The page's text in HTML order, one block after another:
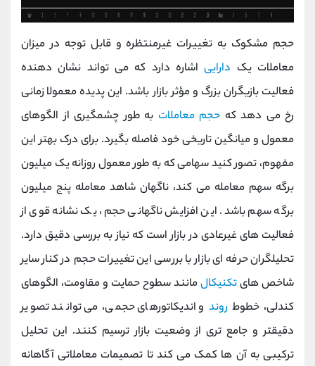
حجم مشکوک به تغییرات غیرمنتظره و قابل توجه در میزان
معاملات یک داراییاشاره دارد که می تواند نشان دهنده
فعالیت بازیگران بزرگ و مؤثر بازار باشد. این پدیده معمولا زمانی
رخ می دهد که حجم معاملات به طور چشمگیری از الگوهای
معمول و میانگین تاریخی خود فاصله بگیرد. برای درک بهتر این
مفهوم، تصور کنید سهامی که به طور معمول روزانه یک میلیون
برگه سهم معامله می کند، ناگهان شاهد معامله پنج میلیون
برگه سهم باشد. این افزایش ناگهانی حجم، یک نشانه قوی از
فعالیت های غیرعادی در بازار است که نیاز به بررسی دقیق دارد.
تحلیلگران حرفه ای بازار با بررسی این تغییرات حجم در کنار سایر
شاخص هایتکنیکالمانند سطوح حمایت و مقاومت، الگوهای
کندلی، خطوط روند و اندیکاتورهای حجمی، می توانند تصویر
دقیقتر و جامع تری از وضعیت بازار ترسیم کنند. این تحلیل
ترکیبی به آن ها کمک می کند تا تصمیمات معاملاتی آگاهانه